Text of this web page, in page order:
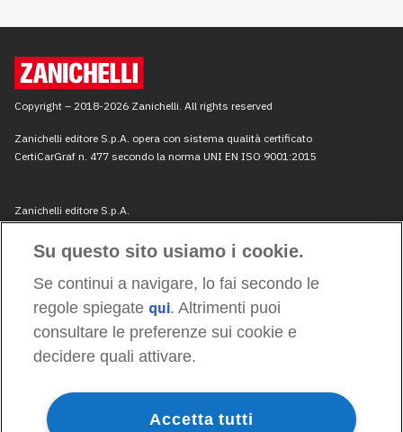
Su questo sito usiamo i cookie.
Se continui a navigare, lo fai secondo le
regole spiegate qui. Altrimenti puoi
consultare le preferenze sui cookie e
decidere quali attivare.
Accetta tutti